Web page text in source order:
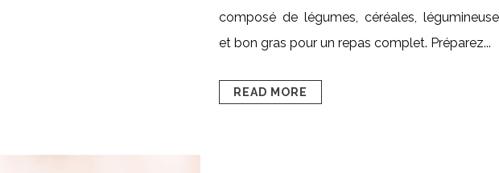
composé de légumes, céréales,
et bon gras pour un repas complet. Préparez...
READ MORE